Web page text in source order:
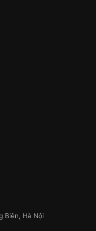
Biên, Hà Nội